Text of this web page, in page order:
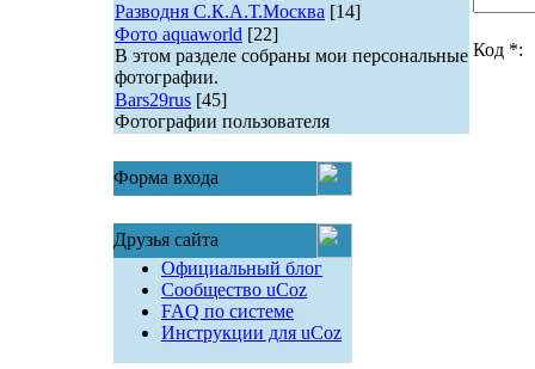
Разводня С.К.А.Т.Москва [14]
Фото aquaworld [22]
В этом разделе собраны мои персональные
фотографии.
Bars29rus [45]
Фотографии пользователя
Форма входа
Друзья сайта
Официальный блог
Сообщество uCoz
FAQ по системе
Инструкции для uCoz
Код *: